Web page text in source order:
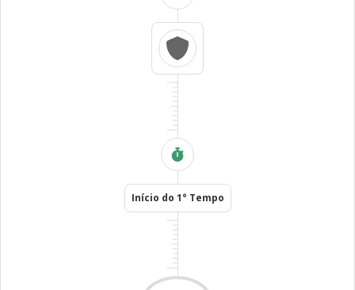
Início do 1° Tempo